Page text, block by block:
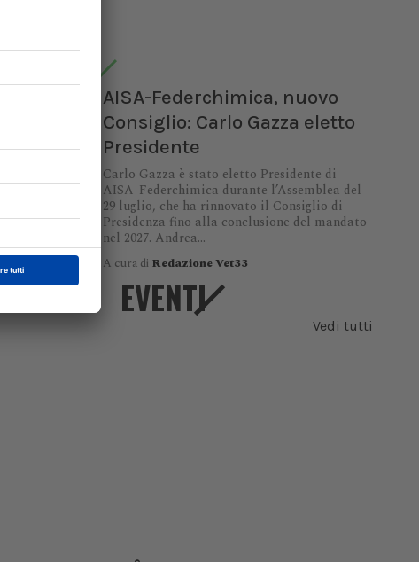
AISA-Federchimica, nuovo
Consiglio: Carlo Gazza eletto
Presidente
Carlo Gazza è stato eletto Presidente di
AISA-Federchimica durante l’Assemblea del
29 luglio, che ha rinnovato il Consiglio di
Presidenza fino alla conclusione del mandato
nel 2027. Andrea...
A cura di Redazione Vet33
EVENTI
Vedi tutti